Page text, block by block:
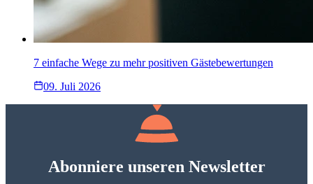
7 einfache Wege zu mehr positiven Gästebewertungen
09. Juli 2026
Abonniere unseren Newsletter